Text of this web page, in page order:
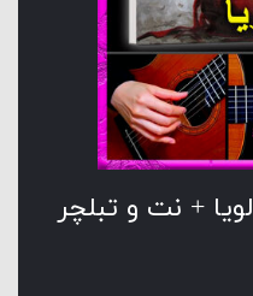
+ نت و تبلچر